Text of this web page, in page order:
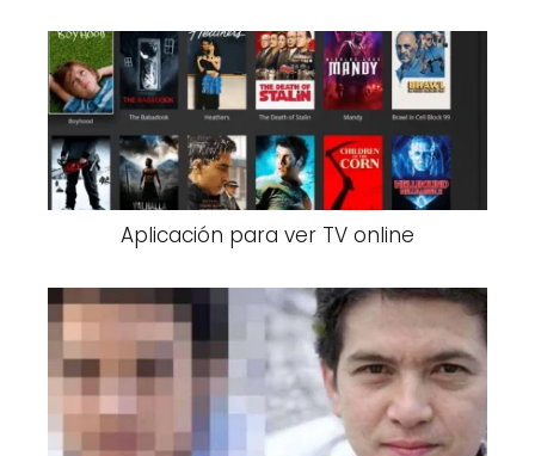
Aplicación para ver TV online